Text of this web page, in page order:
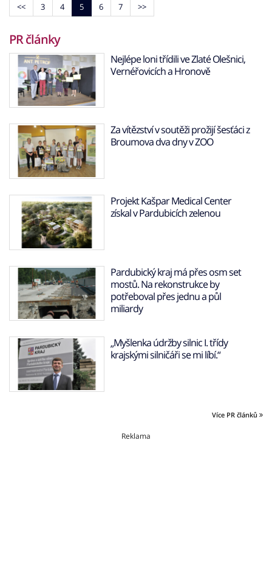
<< 3 4 5 6 7 >>
PR články
Nejlépe loni třídili ve Zlaté Olešnici,
Vernéřovicích a Hronově
Za vítězství v soutěži prožijí šesťáci z
Broumova dva dny v ZOO
Projekt Kašpar Medical Center
získal v Pardubicích zelenou
Pardubický kraj má přes osm set
mostů. Na rekonstrukce by
potřeboval přes jednu a půl
miliardy
„Myšlenka údržby silnic I. třídy
krajskými silničáři se mi líbí.“
Více PR článků
Reklama